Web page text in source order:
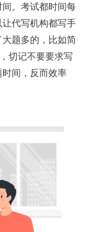
。考试都时间每
代写机构都写手
题多的，比如简
切记不要要求写
间，反而效率